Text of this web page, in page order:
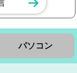
パソコン